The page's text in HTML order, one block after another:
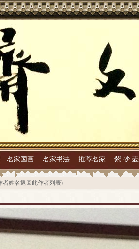
名家国画 名家书法 推荐名家 紫 砂 壶
者姓名返回此作者列表)